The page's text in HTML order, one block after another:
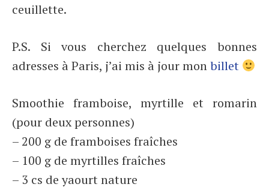
ceuillette.
P.S. Si vous cherchez quelques bonnes
adresses à Paris, j’ai mis à jour monbillet
Smoothie framboise, myrtille et romarin
(pour deux personnes)
– 200 g de framboises fraîches
– 100 g de myrtilles fraîches
– 3 cs de yaourt nature